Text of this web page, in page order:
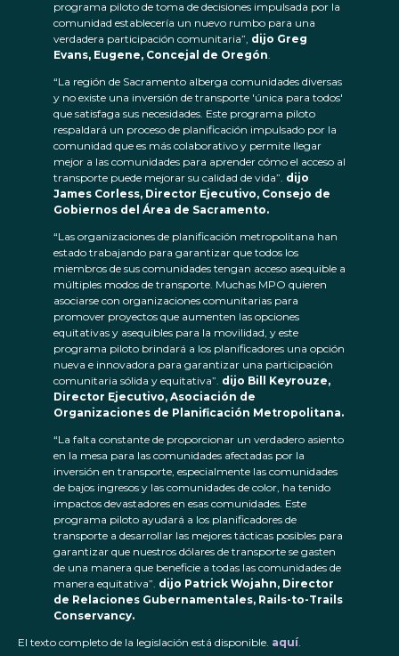
programa piloto de toma de decisiones impulsada por la
comunidad establecería un nuevo rumbo para una
verdadera participación comunitaria”, dijo Greg
Evans, Eugene, Concejal de Oregón.
“La región de Sacramento alberga comunidades diversas
y no existe una inversión de transporte 'única para todos'
que satisfaga sus necesidades. Este programa piloto
respaldará un proceso de planificación impulsado por la
comunidad que es más colaborativo y permite llegar
mejor a las comunidades para aprender cómo el acceso al
transporte puede mejorar su calidad de vida”. dijo
James Corless, Director Ejecutivo, Consejo de
Gobiernos del Área de Sacramento.
“Las organizaciones de planificación metropolitana han
estado trabajando para garantizar que todos los
miembros de sus comunidades tengan acceso asequible a
múltiples modos de transporte. Muchas MPO quieren
asociarse con organizaciones comunitarias para
promover proyectos que aumenten las opciones
equitativas y asequibles para la movilidad, y este
programa piloto brindará a los planificadores una opción
nueva e innovadora para garantizar una participación
comunitaria sólida y equitativa”. dijo Bill Keyrouze,
Director Ejecutivo, Asociación de
Organizaciones de Planificación Metropolitana.
“La falta constante de proporcionar un verdadero asiento
en la mesa para las comunidades afectadas por la
inversión en transporte, especialmente las comunidades
de bajos ingresos y las comunidades de color, ha tenido
impactos devastadores en esas comunidades. Este
programa piloto ayudará a los planificadores de
transporte a desarrollar las mejores tácticas posibles para
garantizar que nuestros dólares de transporte se gasten
de una manera que beneficie a todas las comunidades de
manera equitativa”. dijo Patrick Wojahn, Director
de Relaciones Gubernamentales, Rails-to-Trails
Conservancy.
El texto completo de la legislación está disponible. aquí.